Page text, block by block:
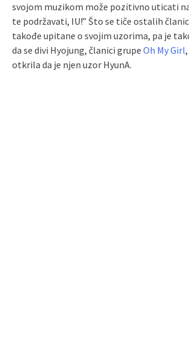
svojom muzikom može pozitivno uticati na
te podržavati, IU!” Što se tiče ostalih
takođe upitane o svojim uzorima, pa je
da se divi Hyojung, članici grupe Oh My Girl
otkrila da je njen uzor HyunA.